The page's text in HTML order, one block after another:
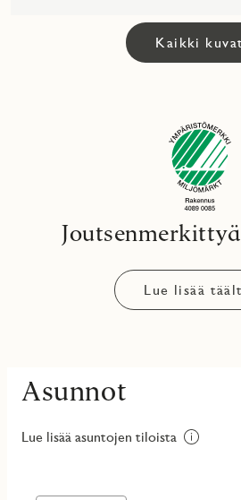
Kaikki
Lue lisää
Asunnot
Lue lisää asuntojen tiloista